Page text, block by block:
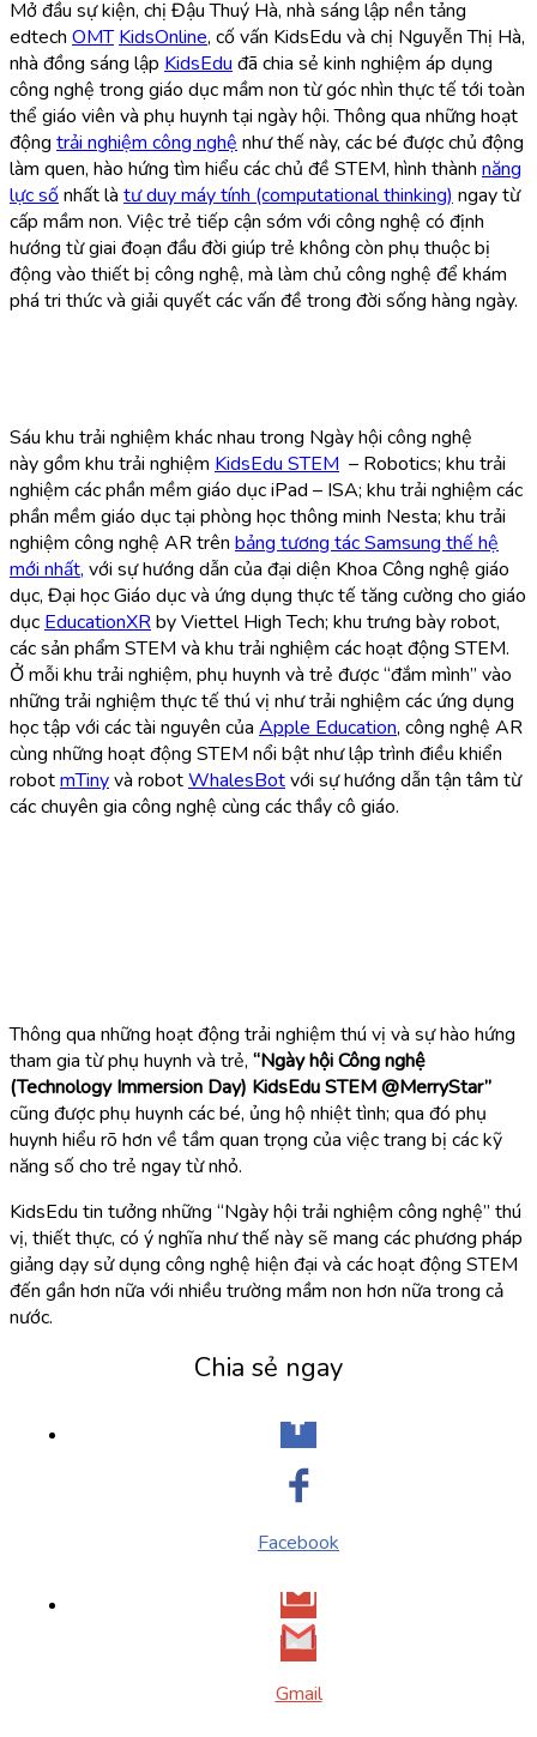
Mở đầu sự kiện, chị Đậu Thuý Hà, nhà sáng lập nền tảng
edtech OMT KidsOnline, cố vấn KidsEdu và chị Nguyễn Thị Hà,
nhà đồng sáng lập KidsEdu đã chia sẻ kinh nghiệm áp dụng
công nghệ trong giáo dục mầm non từ góc nhìn thực tế tới toàn
thể giáo viên và phụ huynh tại ngày hội. Thông qua những hoạt
động trải nghiệm công nghệ như thế này, các bé được chủ động
làm quen, hào hứng tìm hiểu các chủ đề STEM, hình thành năng
lực sốnhất là tư duy máy tính (computational thinking) ngay từ
cấp mầm non. Việc trẻ tiếp cận sớm với công nghệ có định
hướng từ giai đoạn đầu đời giúp trẻ không còn phụ thuộc bị
động vào thiết bị công nghệ, mà làm chủ công nghệ để khám
phá tri thức và giải quyết các vấn đề trong đời sống hàng ngày.
Sáu khu trải nghiệm khác nhau trong Ngày hội công nghệ
này gồm khu trải nghiệm KidsEdu STEM – Robotics; khu trải
nghiệm các phần mềm giáo dục iPad – ISA; khu trải nghiệm các
phần mềm giáo dục tại phòng học thông minh Nesta; khu trải
nghiệm công nghệ AR trên bảng tương tác Samsung thế hệ
mới nhất, với sự hướng dẫn của đại diện Khoa Công nghệ giáo
dục, Đại học Giáo dục và ứng dụng thực tế tăng cường cho giáo
dục EducationXRby Viettel High Tech; khu trưng bày robot,
các sản phẩm STEM và khu trải nghiệm các hoạt động STEM.
Ở mỗi khu trải nghiệm, phụ huynh và trẻ được “đắm mình” vào
những trải nghiệm thực tế thú vị như trải nghiệm các ứng dụng
học tập với các tài nguyên của Apple Education, công nghệ AR
cùng những hoạt động STEM nổi bật như lập trình điều khiển
robotmTinyvà robotWhalesBotvới sự hướng dẫn tận tâm từ
các chuyên gia công nghệ cùng các thầy cô giáo.
Thông qua những hoạt động trải nghiệm thú vị và sự hào hứng
tham gia từ phụ huynh và trẻ, “Ngày hội Công nghệ
(Technology Immersion Day) KidsEdu STEM @MerryStar”
cũng đượcphụ huynh các bé, ủng hộ nhiệt tình; qua đó phụ
huynh hiểu rõ hơn về tầm quan trọng của việc trang bị các kỹ
năng số cho trẻ ngay từ nhỏ.
KidsEdu tin tưởng những “Ngày hội trải nghiệm công nghệ” thú
vị, thiết thực, có ý nghĩa như thế này sẽ mang các phương pháp
giảng dạy sử dụng công nghệ hiện đại và các hoạt động STEM
đến gần hơn nữa với nhiều trường mầm non hơn nữa trong cả
nước.
Chia sẻ ngay
Facebook
Gmail